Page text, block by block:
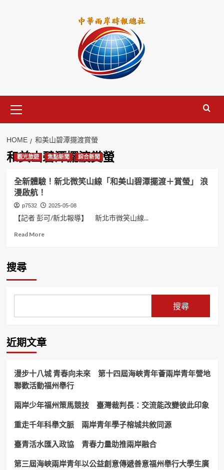
Menu
HOME 和美山碧潭擺渡賞螢
和美山碧潭擺渡賞螢
觀光旅遊 焦點新聞 綜合新聞
全新體驗！新北微笑山線「和美山碧潭擺渡＋賞螢」 浪
漫啟航！
p7532 2025-05-08
【記者 彭可/新北報導】 新北市微笑山線...
Read MoreRead
微
山
線
山
碧
擺
＋
螢」
漫
搜尋
搜尋
近期文章
漫步十八城 青春向未來 第十四屆海峽青年薈兩岸青年營地
聯歡活動福州舉行
兩岸少年福州策馬競技 臺灣裁判長：交流能改變彼此印象
重走千年科舉文脈 兩岸青年學子榕城共敘同源
臺青活水匯入政協 青春力量助推兩岸融合
第三屆海峽兩岸青年以公益創意傳遞善意福州舉行大學生廣